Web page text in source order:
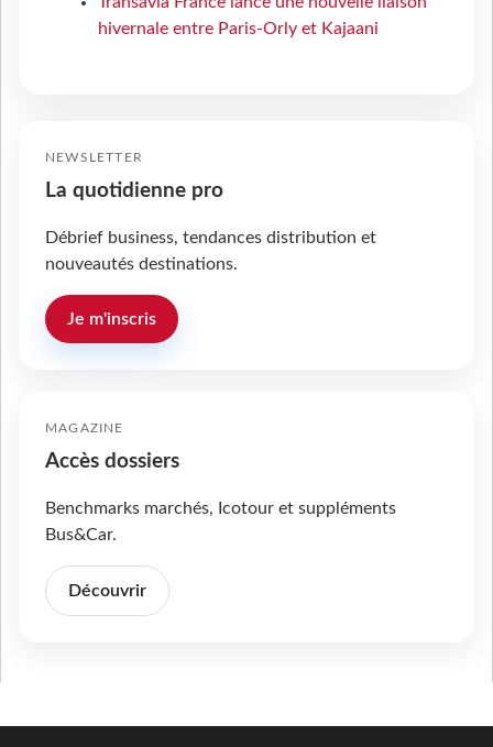
hivernale entre Paris-Orly et Kajaani
NEWSLETTER
La quotidienne pro
Débrief business, tendances distribution et
nouveautés destinations.
Je m'inscris
MAGAZINE
Accès dossiers
Benchmarks marchés, Icotour et suppléments
Bus&Car.
Découvrir